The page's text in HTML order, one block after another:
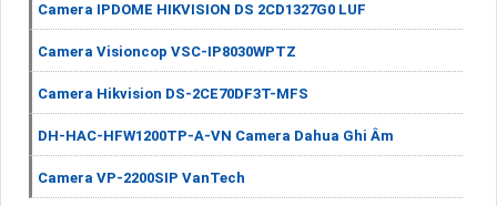
Camera IPDOME HIKVISION DS 2CD1327G0 LUF
Camera Visioncop VSC-IP8030WPTZ
Camera Hikvision DS-2CE70DF3T-MFS
DH-HAC-HFW1200TP-A-VN Camera Dahua Ghi Âm
Camera VP-2200SIP VanTech